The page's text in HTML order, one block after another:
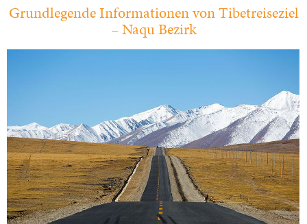
Grundlegende Informationen von Tibetreiseziel
– Naqu Bezirk